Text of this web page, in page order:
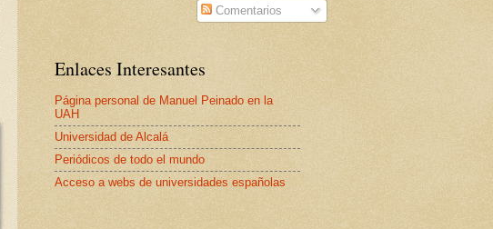
Comentarios
Enlaces Interesantes
Página personal de Manuel Peinado en la
UAH
Universidad de Alcalá
Periódicos de todo el mundo
Acceso a webs de universidades españolas